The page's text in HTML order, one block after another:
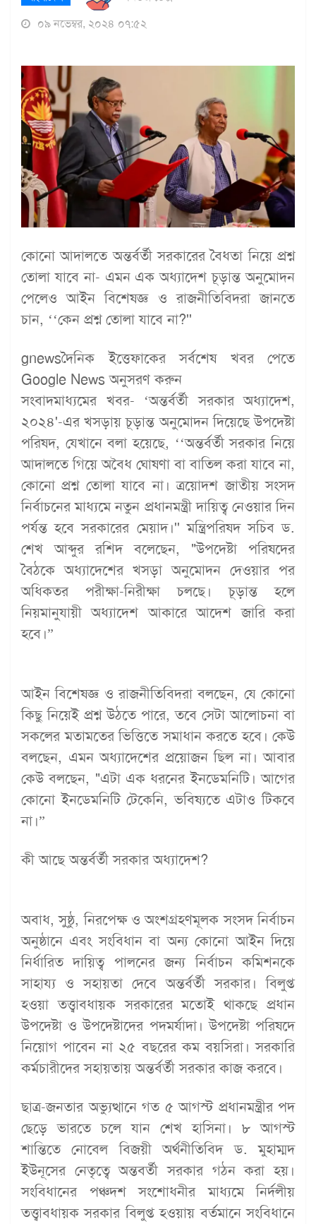
০৯ নভেম্বর, ২০২৪ ০৭:৫২
কোনো আদালতে অন্তর্বর্তী সরকারের বৈধতা নিয়ে প্রশ্ন
তোলা যাবে না- এমন এক অধ্যাদেশ চূড়ান্ত অনুমোদন
পেলেও আইন বিশেষজ্ঞ ও রাজনীতিবিদরা জানতে
চান, ‘‘কেন প্রশ্ন তোলা যাবে না?''
gnewsদৈনিক ইত্তেফাকের সর্বশেষ খবর পেতে
Google News অনুসরণ করুন
সংবাদমাধ্যমের খবর- ‘অন্তর্বর্তী সরকার অধ্যাদেশ,
২০২৪'-এর খসড়ায় চূড়ান্ত অনুমোদন দিয়েছে উপদেষ্টা
পরিষদ, যেখানে বলা হয়েছে, ‘‘অন্তর্বর্তী সরকার নিয়ে
আদালতে গিয়ে অবৈধ ঘোষণা বা বাতিল করা যাবে না,
কোনো প্রশ্ন তোলা যাবে না। ত্রয়োদশ জাতীয় সংসদ
নির্বাচনের মাধ্যমে নতুন প্রধানমন্ত্রী দায়িত্ব নেওয়ার দিন
পর্যন্ত হবে সরকারের মেয়াদ।'' মন্ত্রিপরিষদ সচিব ড.
শেখ আব্দুর রশিদ বলেছেন, "উপদেষ্টা পরিষদের
বৈঠকে অধ্যাদেশের খসড়া অনুমোদন দেওয়ার পর
অধিকতর পরীক্ষা-নিরীক্ষা চলছে। চূড়ান্ত হলে
নিয়মানুযায়ী অধ্যাদেশ আকারে আদেশ জারি করা
হবে।”
আইন বিশেষজ্ঞ ও রাজনীতিবিদরা বলছেন, যে কোনো
কিছু নিয়েই প্রশ্ন উঠতে পারে, তবে সেটা আলোচনা বা
সকলের মতামতের ভিত্তিতে সমাধান করতে হবে। কেউ
বলছেন, এমন অধ্যাদেশের প্রয়োজন ছিল না। আবার
কেউ বলছেন, "এটা এক ধরনের ইনডেমনিটি। আগের
কোনো ইনডেমনিটি টেকেনি, ভবিষ্যতে এটাও টিকবে
না।”
কী আছে অন্তর্বর্তী সরকার অধ্যাদেশ?
অবাধ, সুষ্ঠু, নিরপেক্ষ ও অংশগ্রহণমূলক সংসদ নির্বাচন
অনুষ্ঠানে এবং সংবিধান বা অন্য কোনো আইন দিয়ে
নির্ধারিত দায়িত্ব পালনের জন্য নির্বাচন কমিশনকে
সাহায্য ও সহায়তা দেবে অন্তর্বর্তী সরকার। বিলুপ্ত
হওয়া তত্ত্বাবধায়ক সরকারের মতোই থাকছে প্রধান
উপদেষ্টা ও উপদেষ্টাদের পদমর্যাদা। উপদেষ্টা পরিষদে
নিয়োগ পাবেন না ২৫ বছরের কম বয়সিরা। সরকারি
কর্মচারীদের সহায়তায় অন্তর্বর্তী সরকার কাজ করবে।
ছাত্র-জনতার অভ্যুত্থানে গত ৫ আগস্ট প্রধানমন্ত্রীর পদ
ছেড়ে ভারতে চলে যান শেখ হাসিনা। ৮ আগস্ট
শান্তিতে নোবেল বিজয়ী অর্থনীতিবিদ ড. মুহাম্মদ
ইউনূসের নেতৃত্বে অন্তবর্তী সরকার গঠন করা হয়।
সংবিধানের পঞ্চদশ সংশোধনীর মাধ্যমে নির্দলীয়
তত্ত্বাবধায়ক সরকার বিলুপ্ত হওয়ায় বর্তমানে সংবিধানে